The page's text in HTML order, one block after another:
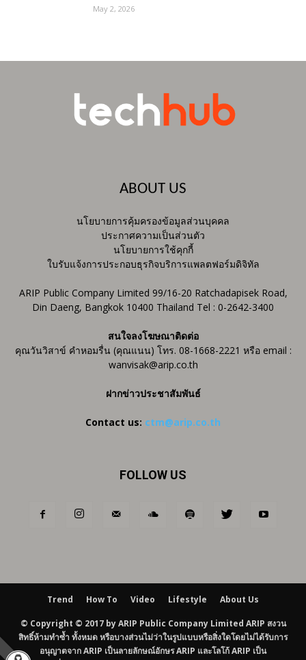
May 2, 2026
ABOUT US
นโยบายการคุ้มครองข้อมูลส่วนบุคคล
ประกาศความเป็นส่วนตัว
นโยบายการใช้คุกกี้
ใบรับแจ้งการประกอบธุรกิจบริการแพลตฟอร์มดิจิทัล
ARIP Public Company Limited 99/16-20 Ratchadapisek Road,
Din Daeng, Bangkok 10400 Thailand Tel : 0-2642-3400
สนใจลงโฆษณาติดต่อ
คุณวันวิสาข์ คำหอมรื่น (คุณแนน) โทร. 08-1668-2221 หรือ email :
wanvisak@arip.co.th
ฝากข่าวประชาสัมพันธ์
Contact us: ctm@arip.co.th
FOLLOW US
Trend How To Video Lifestyle About Us
© Copyright © 2017 by ARIP Public Company Limited ARIP สงวน
สิทธิ์ห้ามทำซ้ำ ทั้งหมด หรือบางส่วนไม่ว่าในรูปแบบหรือสิ่งใดโดยไม่ได้รับการ
อนุญาตจาก ARIP เป็นลายลักษณ์อักษร ARIP และโลโก้ ARIP เป็น